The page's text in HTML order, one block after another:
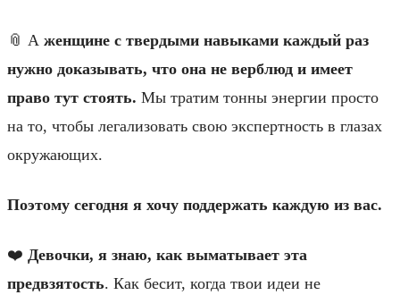
📎 А женщине с твердыми навыками каждый раз
нужно доказывать, что она не верблюд и имеет
право тут стоять. Мы тратим тонны энергии просто
на то, чтобы легализовать свою экспертность в глазах
окружающих.
Поэтому сегодня я хочу поддержать каждую из вас.
❤️ Девочки, я знаю, как выматывает эта
предвзятость. Как бесит, когда твои идеи не